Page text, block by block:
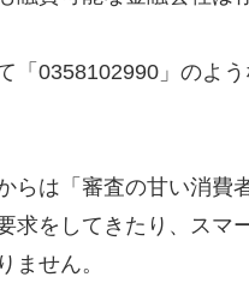
「0358102990」のよ
らは「審査の甘い消費
求をしてきたり、スマ
ません。